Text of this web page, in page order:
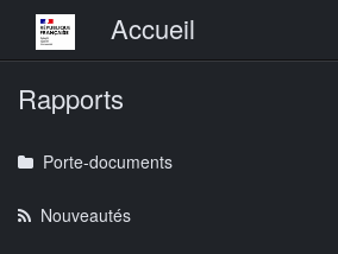
Menu principalAccueil
Rapports
Porte-documents
Nouveautés